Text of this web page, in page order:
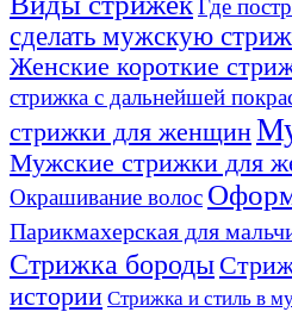
Где
сделать мужскую
Женские короткие
стрижка с дальнейшей
стрижки для женщин
Мужские стрижки для
Окрашивание волос
Парикмахерская для
Стрижка бороды
истории Стрижка и стиль в